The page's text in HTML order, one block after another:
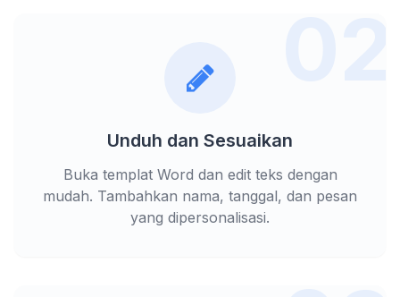
02
Unduh dan Sesuaikan
Buka templat Word dan edit teks dengan
mudah. Tambahkan nama, tanggal, dan pesan
yang dipersonalisasi.